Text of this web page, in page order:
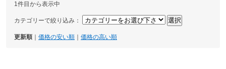
1件目から表示中
カテゴリーで絞り込み：
更新順 価格の安い順 価格の高い順